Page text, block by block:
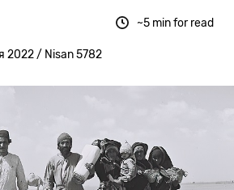
2022 / Nisan 5782
~5 min for read